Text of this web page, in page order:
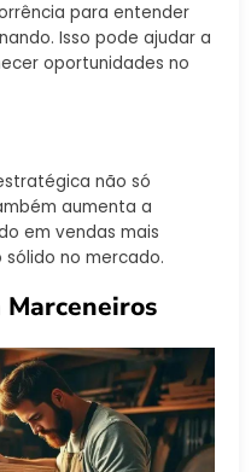
para entender
Isso pode ajudar a
oportunidades no
não só
aumenta a
em vendas mais
no mercado.